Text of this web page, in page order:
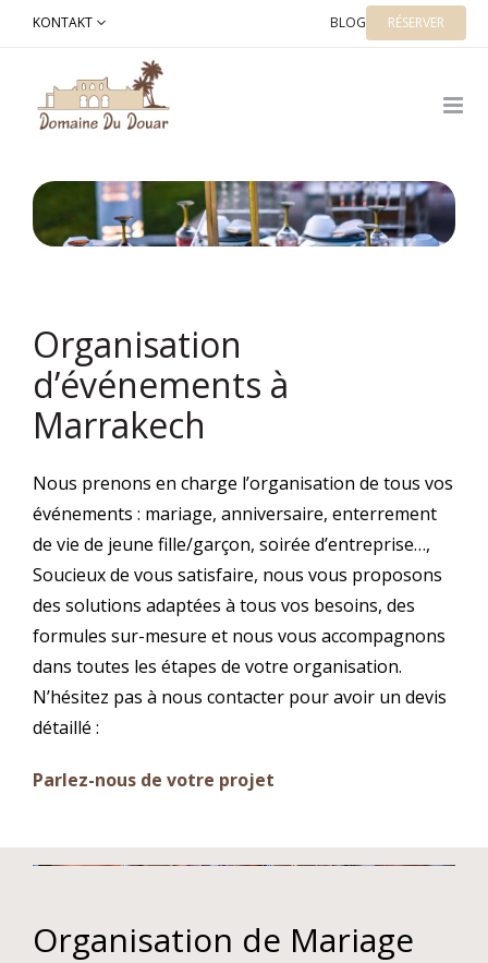
SpringeKONTAKT BLOG RÉSERVER
Organisation
d’événements à
Marrakech
Nous prenons en charge l’organisation de tous vos
événements : mariage, anniversaire, enterrement
de vie de jeune fille/garçon, soirée d’entreprise…,
Soucieux de vous satisfaire, nous vous proposons
des solutions adaptées à tous vos besoins, des
formules sur-mesure et nous vous accompagnons
dans toutes les étapes de votre organisation.
N’hésitez pas à nous contacter pour avoir un devis
détaillé :
Parlez-nous de votre projet
Organisation de Mariage